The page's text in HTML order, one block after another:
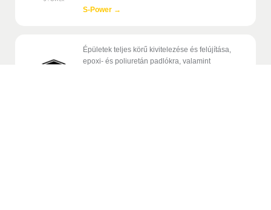
S-Power →
Épületek teljes körű kivitelezése és felújítása,
epoxi- és poliuretán padlókra, valamint